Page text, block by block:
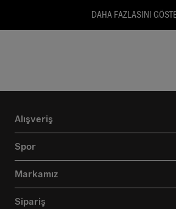
DAHA FAZLASINI
Alışveriş
Spor
Markamız
Sipariş